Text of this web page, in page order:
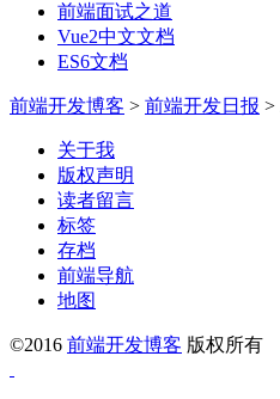
前端面试之道
Vue2中文文档
ES6文档
前端开发博客 > 前端开发日报 >
关于我
版权声明
读者留言
标签
存档
前端导航
地图
©2016 前端开发博客 版权所有